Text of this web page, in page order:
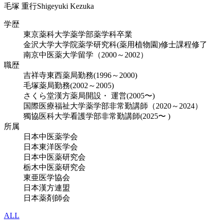
毛塚 重行Shigeyuki Kezuka
学歴
東京薬科大学薬学部薬学科卒業
金沢大学大学院薬学研究科(薬用植物園)修士課程修了
南京中医薬大学留学（2000～2002）
職歴
吉祥寺東西薬局勤務(1996～2000)
毛塚薬局勤務(2002～2005)
さくら堂漢方薬局開設・ 運営(2005〜)
国際医療福祉大学薬学部非常勤講師（2020～2024）
獨協医科大学看護学部非常勤講師(2025〜 )
所属
日本中医薬学会
日本東洋医学会
日本中医薬研究会
栃木中医薬研究会
東亜医学協会
日本漢方連盟
日本薬剤師会
ALL